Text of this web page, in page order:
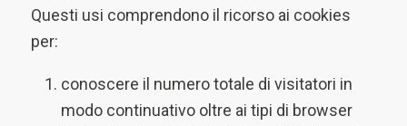
Questi usi comprendono il ricorso ai cookies
per:
conoscere il numero totale di visitatori in
modo continuativo oltre ai tipi di browser